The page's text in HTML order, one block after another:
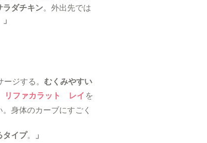
ラダチキン。外出先では
」
ジする。 むくみやすい
リファカラット レイ を
身体のカーブにすごく
タイプ。 」